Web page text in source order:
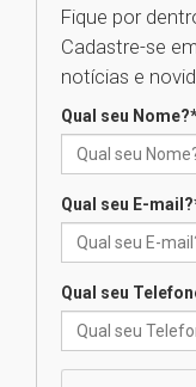
Fique por
Cadastre-se
notícias e
Qual seu Nome?
Qual seu E-mail?
Qual seu